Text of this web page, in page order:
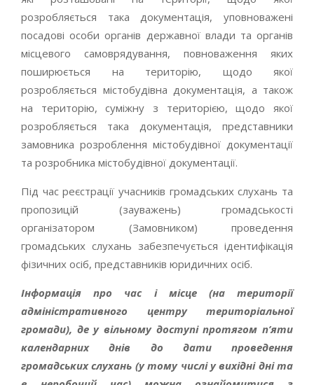
розробляється така документація, уповноважені
посадові особи органів державної влади та органів
місцевого самоврядування, повноваження яких
поширюється на територію, щодо якої
розробляється містобудівна документація, а також
на територію, суміжну з територією, щодо якої
розробляється така документація, представники
замовника розроблення містобудівної документації
та розробника містобудівної документації.
Під час реєстрації учасників громадських слухань та
пропозицій (зауважень) громадськості
організатором (Замовником) проведення
громадських слухань забезпечується ідентифікація
фізичних осіб, представників юридичних осіб.
Інформація про час і місце (на території
адміністративного центру територіальної
громади), де у вільному доступі протягом п’яти
календарних днів до дати проведення
громадських слухань (у тому числі у вихідні дні та